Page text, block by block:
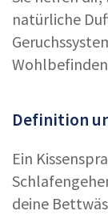
natürliche
Definition
Ein
deine